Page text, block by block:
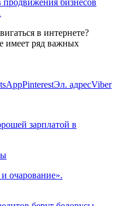
в интернете?
имеет ряд важных
PinterestЭл. адресViber
зарплатой в
очарование».